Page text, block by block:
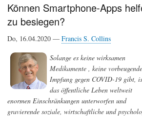
Können Smartphone-Apps
zu besiegen?
Do, 16.04.2020 — Francis S. Collins
Solange es keine wirksamen
Medikamente , keine vorbeugende
Impfung gegen COVID-19 gibt,
das öffentliche Leben weltweit
enormen Einschränkungen unterworfen und
gravierende soziale, wirtschaftliche und